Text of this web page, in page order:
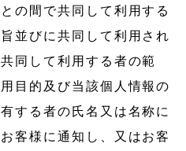
の間で共同して利用する
並びに共同して利用され
同して利用する者の範
目的及び当該個人情報の
する者の氏名又は名称に
客様に通知し、又はお客